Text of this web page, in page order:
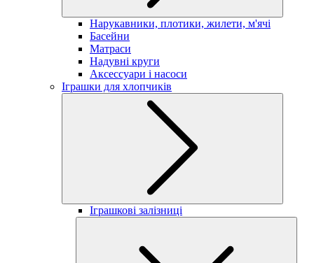
Нарукавники, плотики, жилети, м'ячі
Басейни
Матраси
Надувні круги
Аксессуари і насоси
Іграшки для хлопчиків
Іграшкові залізниці